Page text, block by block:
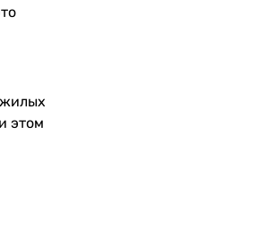
этом